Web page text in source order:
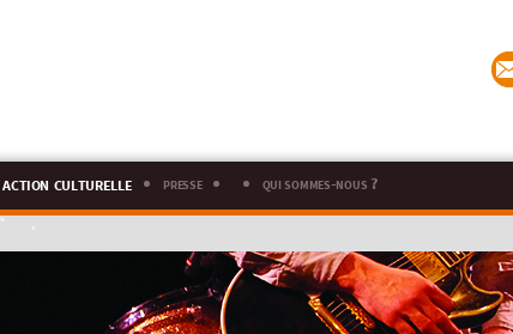
action culturelle presse qui sommes-nous ?